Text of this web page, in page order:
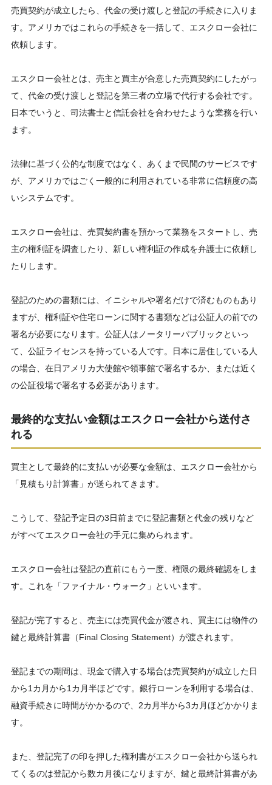
売買契約が成立したら、代金の受け渡しと登記の手続きに入りま
す。アメリカではこれらの手続きを一括して、エスクロー会社に
依頼します。
エスクロー会社とは、売主と買主が合意した売買契約にしたがっ
て、代金の受け渡しと登記を第三者の立場で代行する会社です。
日本でいうと、司法書士と信託会社を合わせたような業務を行い
ます。
法律に基づく公的な制度ではなく、あくまで民間のサービスです
が、アメリカではごく一般的に利用されている非常に信頼度の高
いシステムです。
エスクロー会社は、売買契約書を預かって業務をスタートし、売
主の権利証を調査したり、新しい権利証の作成を弁護士に依頼し
たりします。
登記のための書類には、イニシャルや署名だけで済むものもあり
ますが、権利証や住宅ローンに関する書類などは公証人の前での
署名が必要になります。公証人はノータリーパブリックといっ
て、公証ライセンスを持っている人です。日本に居住している人
の場合、在日アメリカ大使館や領事館で署名するか、または近く
の公証役場で署名する必要があります。
最終的な支払い金額はエスクロー会社から送付さ
れる
買主として最終的に支払いが必要な金額は、エスクロー会社から
「見積もり計算書」が送られてきます。
こうして、登記予定日の3日前までに登記書類と代金の残りなど
がすべてエスクロー会社の手元に集められます。
エスクロー会社は登記の直前にもう一度、権限の最終確認をしま
す。これを「ファイナル・ウォーク」といいます。
登記が完了すると、売主には売買代金が渡され、買主には物件の
鍵と最終計算書（Final Closing Statement）が渡されます。
登記までの期間は、現金で購入する場合は売買契約が成立した日
から1カ月から1カ月半ほどです。銀行ローンを利用する場合は、
融資手続きに時間がかかるので、2カ月半から3カ月ほどかかりま
す。
また、登記完了の印を押した権利書がエスクロー会社から送られ
てくるのは登記から数カ月後になりますが、鍵と最終計算書があ